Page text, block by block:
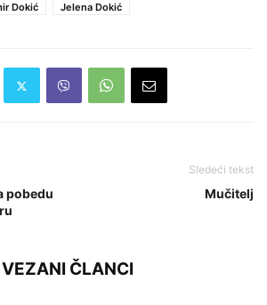
Dokić Jelena Dokić
pobedu
Sledeći tekst
Mučitelj
VEZANI ČLANCI